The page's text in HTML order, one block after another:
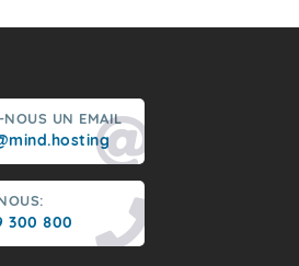
NOUS UN EMAIL
300 800